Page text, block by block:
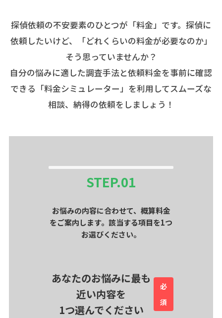
探偵依頼の不安要素のひとつが「料金」です。探偵に
依頼したいけど、「どれくらいの料金が必要なのか」
そう思っていませんか？
自分の悩みに適した調査手法と依頼料金を事前に確認
できる「料金シミュレーター」を利用してスムーズな
相談、納得の依頼をしましょう！
STEP.01
お悩みの内容に合わせて、概算料金
をご案内します。該当する項目を1つ
お選びください。
あなたのお悩みに最も
近い内容を
1つ選んでください
必
須